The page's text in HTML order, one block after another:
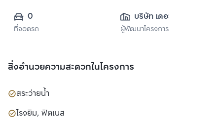
0
ที่จอดรถ
บริษัท เดอะแวลู
พร็อพเพอร์ตี้ ดี
ผู้พัฒนาโครงการ
สิ่งอำนวยความสะดวกในโครงการ
สระว่ายน้ำ
โรงยิม, ฟิตเนส